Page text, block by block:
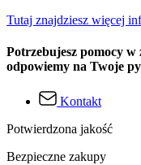
Tutaj znajdziesz więcej
Potrzebujesz pomocy
odpowiemy na Twoje
Kontakt
Potwierdzona jakość
Bezpieczne zakupy